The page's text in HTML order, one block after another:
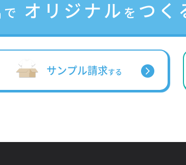
オリジナル を つく
サンプル請求する